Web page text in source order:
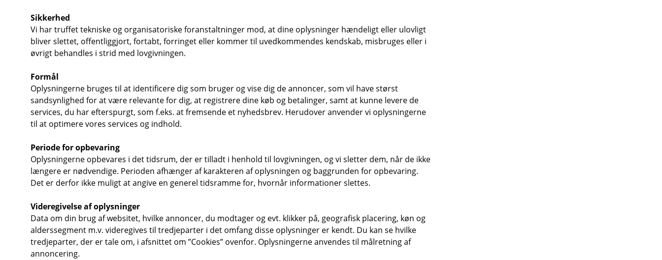
Sikkerhed
Vi har truffet tekniske og organisatoriske foranstaltninger mod, at dine oplysninger hændeligt eller ulovligt
bliver slettet, offentliggjort, fortabt, forringet eller kommer til uvedkommendes kendskab, misbruges eller i
øvrigt behandles i strid med lovgivningen.
Formål
Oplysningerne bruges til at identificere dig som bruger og vise dig de annoncer, som vil have størst
sandsynlighed for at være relevante for dig, at registrere dine køb og betalinger, samt at kunne levere de
services, du har efterspurgt, som f.eks. at fremsende et nyhedsbrev. Herudover anvender vi oplysningerne
til at optimere vores services og indhold.
Periode for opbevaring
Oplysningerne opbevares i det tidsrum, der er tilladt i henhold til lovgivningen, og vi sletter dem, når de ikke
længere er nødvendige. Perioden afhænger af karakteren af oplysningen og baggrunden for opbevaring.
Det er derfor ikke muligt at angive en generel tidsramme for, hvornår informationer slettes.
Videregivelse af oplysninger
Data om din brug af websitet, hvilke annoncer, du modtager og evt. klikker på, geografisk placering, køn og
alderssegment m.v. videregives til tredjeparter i det omfang disse oplysninger er kendt. Du kan se hvilke
tredjeparter, der er tale om, i afsnittet om ”Cookies” ovenfor. Oplysningerne anvendes til målretning af
annoncering.